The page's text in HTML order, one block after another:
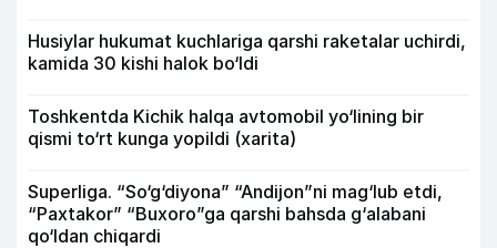
Husiylar hukumat kuchlariga qarshi raketalar uchirdi,
kamida 30 kishi halok bo‘ldi
Toshkentda Kichik halqa avtomobil yo‘lining bir
qismi to‘rt kunga yopildi (xarita)
Superliga. “So‘g‘diyona” “Andijon”ni mag‘lub etdi,
“Paxtakor” “Buxoro”ga qarshi bahsda g‘alabani
qo‘ldan chiqardi